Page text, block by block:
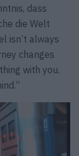
dass
die Welt
isn’t always
changes
with you.